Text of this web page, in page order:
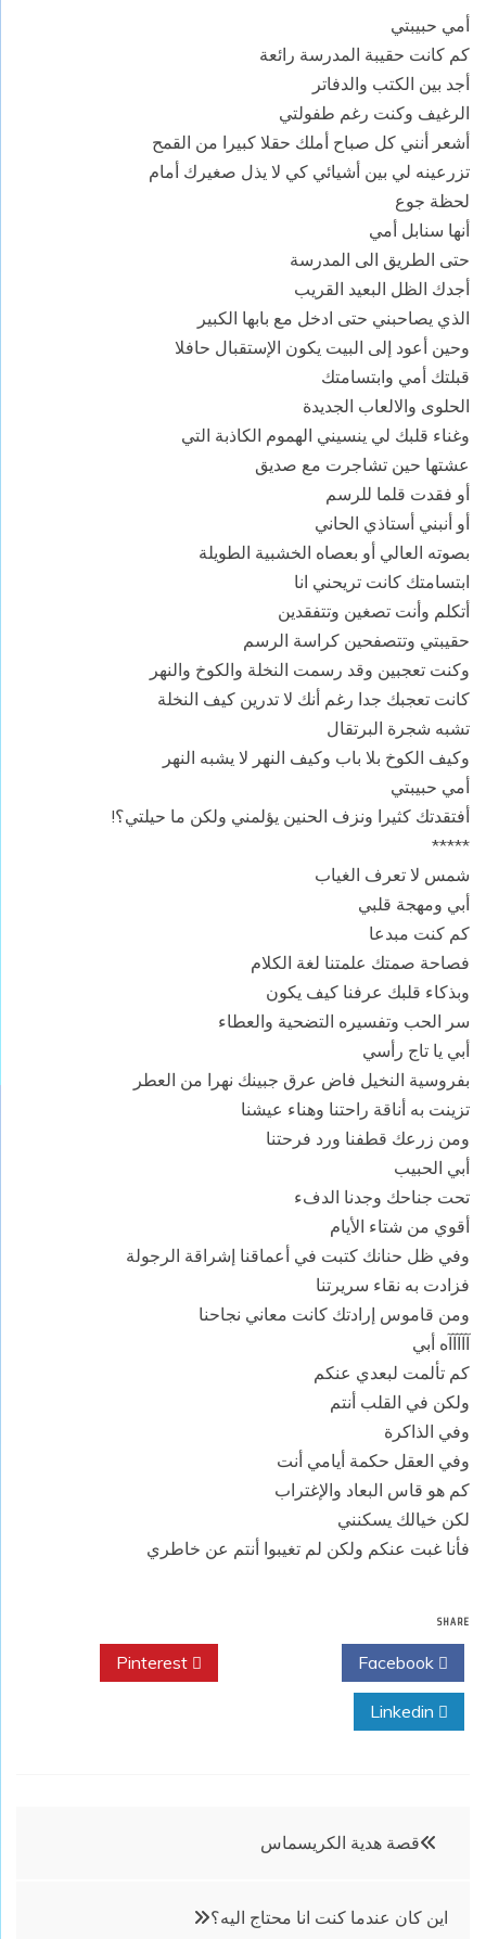
أمي حبيبتي
كم كانت حقيبة المدرسة رائعة
أجد بين الكتب والدفاتر
الرغيف وكنت رغم طفولتي
أشعر أنني كل صباح أملك حقلا كبيرا من القمح
تزرعينه لي بين أشيائي كي لا يذل صغيرك أمام
لحظة جوع
أنها سنابل أمي
حتى الطريق الى المدرسة
أجدك الظل البعيد القريب
الذي يصاحبني حتى ادخل مع بابها الكبير
وحين أعود إلى البيت يكون الإستقبال حافلا
قبلتك أمي وابتسامتك
الحلوى والالعاب الجديدة
وغناء قلبك لي ينسيني الهموم الكاذبة التي
عشتها حين تشاجرت مع صديق
أو فقدت قلما للرسم
أو أنبني أستاذي الحاني
بصوته العالي أو بعصاه الخشبية الطويلة
ابتسامتك كانت تريحني انا
أتكلم وأنت تصغين وتتفقدين
حقيبتي وتتصفحين كراسة الرسم
وكنت تعجبين وقد رسمت النخلة والكوخ والنهر
كانت تعجبك جدا رغم أنك لا تدرين كيف النخلة
تشبه شجرة البرتقال
وكيف الكوخ بلا باب وكيف النهر لا يشبه النهر
أمي حبيبتي
أفتقدتك كثيرا ونزف الحنين يؤلمني ولكن ما حيلتي؟!
*****
شمس لا تعرف الغياب
أبي ومهجة قلبي
كم كنت مبدعا
فصاحة صمتك علمتنا لغة الكلام
وبذكاء قلبك عرفنا كيف يكون
سر الحب وتفسيره التضحية والعطاء
أبي يا تاج رأسي
بفروسية النخيل فاض عرق جبينك نهرا من العطر
تزينت به أناقة راحتنا وهناء عيشنا
ومن زرعك قطفنا ورد فرحتنا
أبي الحبيب
تحت جناحك وجدنا الدفء
أقوي من شتاء الأيام
وفي ظل حنانك كتبت في أعماقنا إشراقة الرجولة
فزادت به نقاء سريرتنا
ومن قاموس إرادتك كانت معاني نجاحنا
آآآآآه أبي
كم تألمت لبعدي عنكم
ولكن في القلب أنتم
وفي الذاكرة
وفي العقل حكمة أيامي أنت
كم هو قاس البعاد والإغتراب
لكن خيالك يسكنني
فأنا غبت عنكم ولكن لم تغيبوا أنتم عن خاطري
SHARE
تصفّح
قصة هدية الكريسماس
اين كان عندما كنت انا محتاج اليه؟